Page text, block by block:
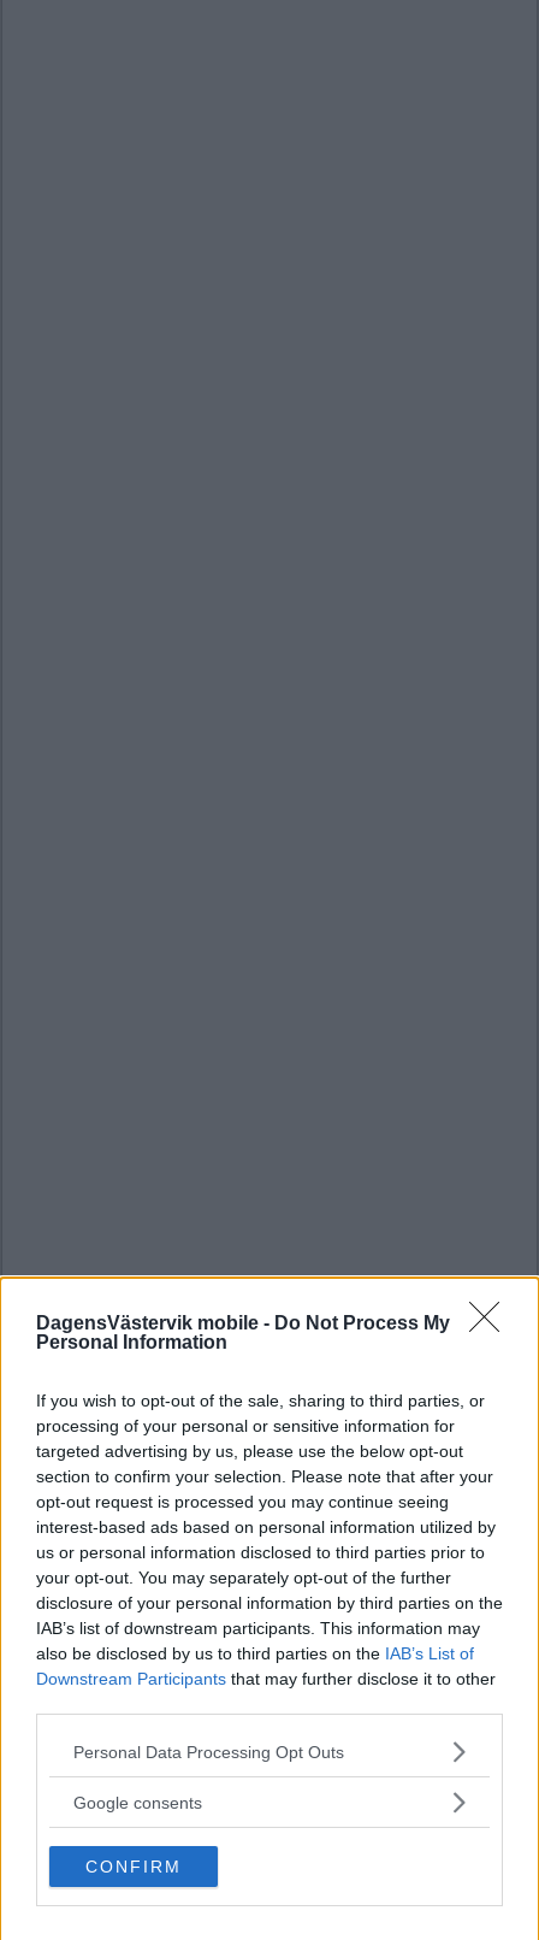
DagensVästervik mobile - Do Not Process My
Personal Information
If you wish to opt-out of the sale, sharing to third parties, or
processing of your personal or sensitive information for
targeted advertising by us, please use the below opt-out
section to confirm your selection. Please note that after your
opt-out request is processed you may continue seeing
interest-based ads based on personal information utilized by
us or personal information disclosed to third parties prior to
your opt-out. You may separately opt-out of the further
disclosure of your personal information by third parties on the
IAB’s list of downstream participants. This information may
also be disclosed by us to third parties on the IAB’s List of
Downstream Participants that may further disclose it to other
Please note that this website/app uses one or more Google
not limited to your visit or usage behaviour. You may click to
use your data for below specified purposes in below Google
consent section.
Personal Data Processing Opt Outs
Google consents
CONFIRM